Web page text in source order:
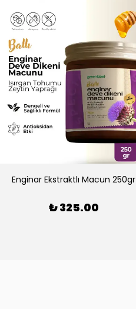
Enginar Ekstraktlı Macun 250gr
₺ 325.00